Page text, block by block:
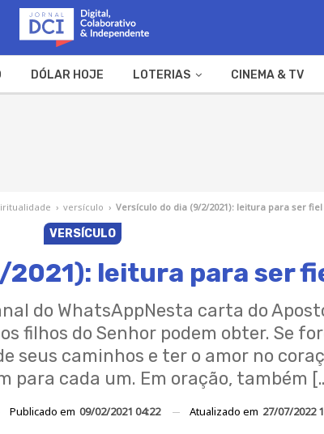
DÓLAR HOJE LOTERIAS CINEMA & TV
› versículo › Versículo do dia (9/2/2021): leitura para ser fiel
VERSÍCULO
leitura para ser
do WhatsAppNesta carta do
filhos do Senhor podem obter. Se
seus caminhos e ter o amor no
para cada um. Em oração, também
Publicado em 09/02/2021 04:22 Atualizado em 27/07/2022